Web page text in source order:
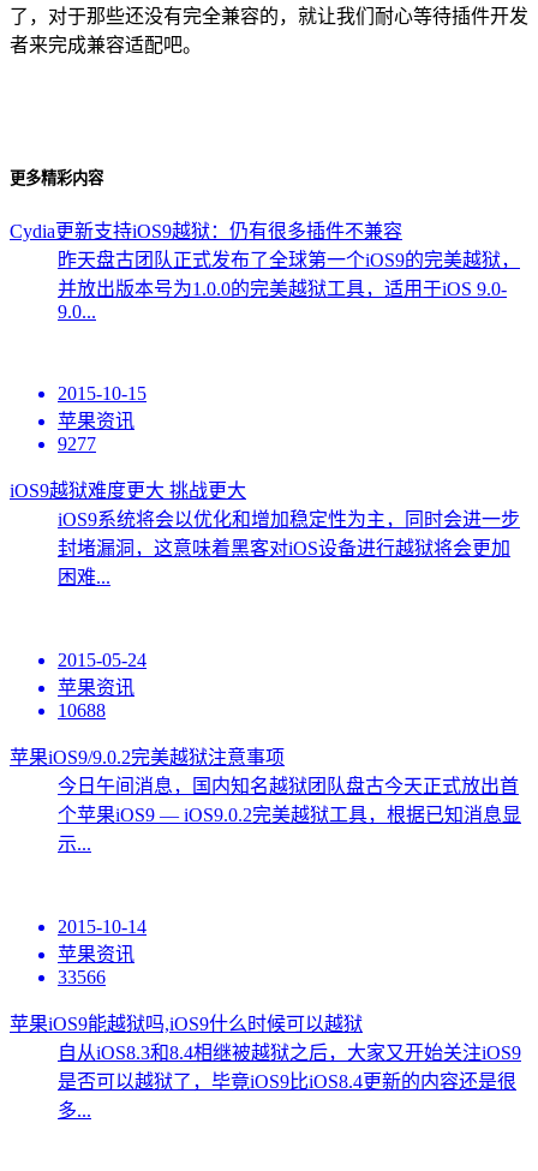
了，对于那些还没有完全兼容的，就让我们耐心等待插件开发
者来完成兼容适配吧。
更多精彩内容
Cydia更新支持iOS9越狱：仍有很多插件不兼容
昨天盘古团队正式发布了全球第一个iOS9的完美越狱，
并放出版本号为1.0.0的完美越狱工具，适用于iOS 9.0-
9.0...
2015-10-15
苹果资讯
9277
iOS9越狱难度更大 挑战更大
iOS9系统将会以优化和增加稳定性为主，同时会进一步
封堵漏洞，这意味着黑客对iOS设备进行越狱将会更加
困难...
2015-05-24
苹果资讯
10688
苹果iOS9/9.0.2完美越狱注意事项
今日午间消息，国内知名越狱团队盘古今天正式放出首
个苹果iOS9 — iOS9.0.2完美越狱工具，根据已知消息显
示...
2015-10-14
苹果资讯
33566
苹果iOS9能越狱吗,iOS9什么时候可以越狱
自从iOS8.3和8.4相继被越狱之后，大家又开始关注iOS9
是否可以越狱了，毕竟iOS9比iOS8.4更新的内容还是很
多...